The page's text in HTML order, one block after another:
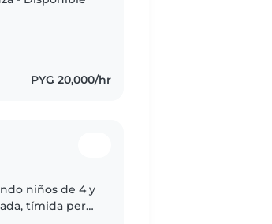
PYG 20,000/hr
niños de 4 y
tímida pero